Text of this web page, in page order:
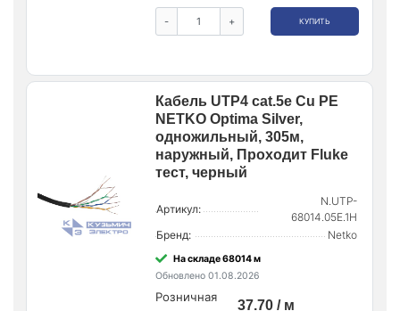
- + КУПИТЬ
Кабель UTP4 cat.5е Cu PE
NETKO Optima Silver,
одножильный, 305м,
наружный, Проходит Fluke
тест, черный
Артикул:
N.UTP-
68014.05E.1H
Бренд:
Netko
На складе 68014 м
Обновлено 01.08.2026
Розничная
37.70 / м